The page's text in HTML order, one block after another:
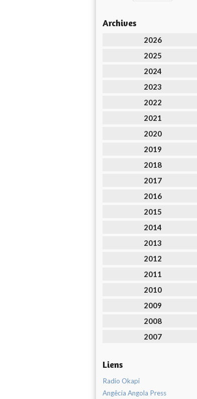
Archives
2026
2025
2024
2023
2022
2021
2020
2019
2018
2017
2016
2015
2014
2013
2012
2011
2010
2009
2008
2007
Liens
Radio Okapi
Angêcia Angola Press